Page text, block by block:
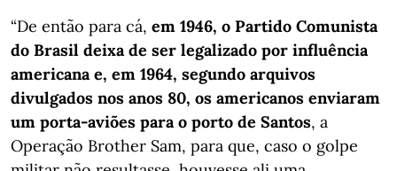
“De então para cá, em 1946, o Partido Comunista
do Brasil deixa de ser legalizado por influência
americana e, em 1964, segundo arquivos
divulgados nos anos 80, os americanos enviaram
um porta-aviões para o porto de Santos, a
Operação Brother Sam, para que, caso o golpe